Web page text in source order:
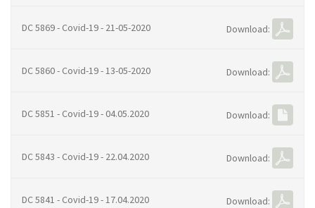
DC 5869 - Covid-19 - 21-05-2020 Download:
DC 5860 - Covid-19 - 13-05-2020 Download:
DC 5851 - Covid-19 - 04.05.2020 Download:
DC 5843 - Covid-19 - 22.04.2020 Download:
DC 5841 - Covid-19 - 17.04.2020 Download: